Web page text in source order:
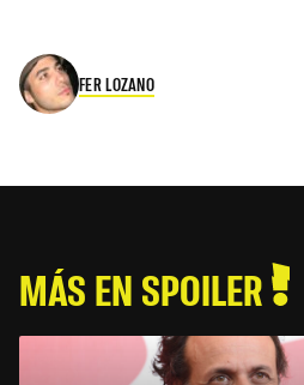
FER LOZANO
MÁS EN SPOILER